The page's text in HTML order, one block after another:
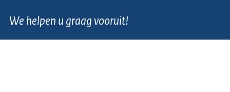
We helpen u graag vooruit!